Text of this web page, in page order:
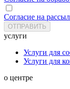
Согласие на
услуги
Услуги для
Услуги для
о центре